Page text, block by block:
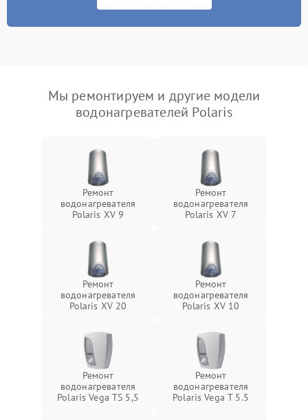
Мы ремонтируем и другие модели
водонагревателей Polaris
Ремонт
водонагревателя
Polaris XV 9
Ремонт
водонагревателя
Polaris XV 7
Ремонт
водонагревателя
Polaris XV 20
Ремонт
водонагревателя
Polaris XV 10
Ремонт
водонагревателя
Polaris Vega TS 5,5
Ремонт
водонагревателя
Polaris Vega T 5.5